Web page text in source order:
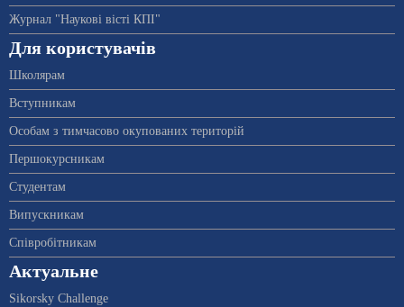
Журнал "Наукові вісті КПІ"
Для користувачів
Школярам
Вступникам
Особам з тимчасово окупованих територій
Першокурсникам
Студентам
Випускникам
Співробітникам
Актуальне
Sikorsky Challenge